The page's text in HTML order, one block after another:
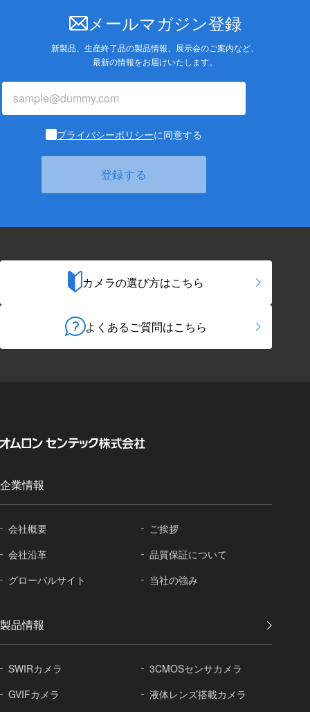
メールマガジン登録
新製品、生産終了品の製品情報、展示会のご案内など、
最新の情報をお届けいたします。
プライバシーポリシーに同意する
カメラの選び方はこちら
よくあるご質問はこちら
企業情報
会社概要
ご挨拶
会社沿革
品質保証について
グローバルサイト 当社の強み
製品情報
SWIRカメラ
3CMOSセンサカメラ
GVIFカメラ
液体レンズ搭載カメラ